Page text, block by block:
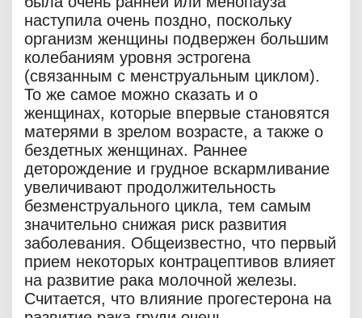
наступила очень поздно, поскольку
организм женщины подвержен большим
колебаниям уровня эстрогена
(связанным с менструальным циклом).
То же самое можно сказать и о
женщинах, которые впервые становятся
матерями в зрелом возрасте, а также о
бездетных женщинах. Раннее
деторождение и грудное вскармливание
увеличивают продолжительность
безменструального цикла, тем самым
значительно снижая риск развития
заболевания. Общеизвестно, что первый
прием некоторых контрацептивов влияет
на развитие рака молочной железы.
Считается, что влияние прогестерона на